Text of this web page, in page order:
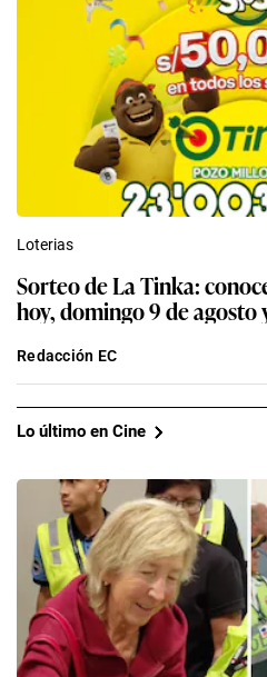
Loterias
Sorteo de La Tinka:
hoy, domingo 9 de agosto
Redacción EC
Lo último en Cine